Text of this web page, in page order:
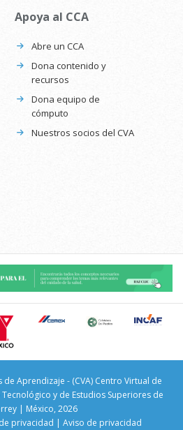
Apoya al CCA
Abre un CCA
Dona contenido y
recursos
Dona equipo de
cómputo
Nuestros socios del CVA
de Aprendizaje - (CVA) Centro Virtual de
y de Estudios Superiores de
| México, 2026
privacidad | Aviso de privacidad